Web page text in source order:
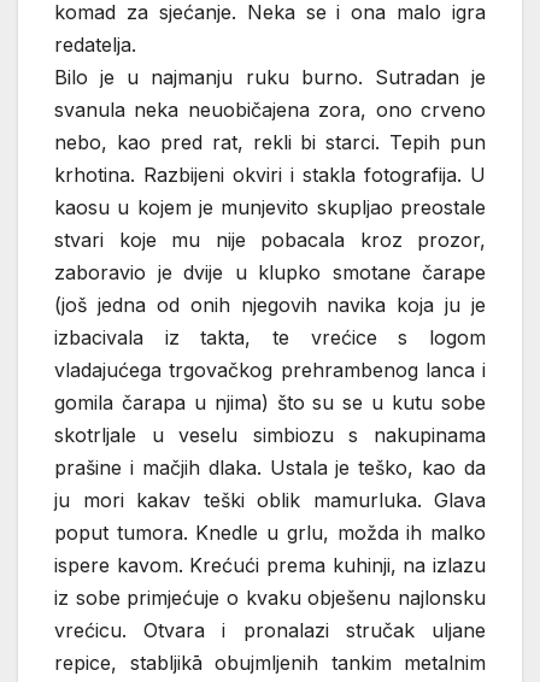
komad za sjećanje. Neka se i ona malo igra
redatelja.
Bilo je u najmanju ruku burno. Sutradan je
svanula neka neuobičajena zora, ono crveno
nebo, kao pred rat, rekli bi starci. Tepih pun
krhotina. Razbijeni okviri i stakla fotografija. U
kaosu u kojem je munjevito skupljao preostale
stvari koje mu nije pobacala kroz prozor,
zaboravio je dvije u klupko smotane čarape
(još jedna od onih njegovih navika koja ju je
izbacivala iz takta, te vrećice s logom
vladajućega trgovačkog prehrambenog lanca i
gomila čarapa u njima) što su se u kutu sobe
skotrljale u veselu simbiozu s nakupinama
prašine i mačjih dlaka. Ustala je teško, kao da
ju mori kakav teški oblik mamurluka. Glava
poput tumora. Knedle u grlu, možda ih malko
ispere kavom. Krećući prema kuhinji, na izlazu
iz sobe primjećuje o kvaku obješenu najlonsku
vrećicu. Otvara i pronalazi stručak uljane
repice, stabljikā obujmljenih tankim metalnim